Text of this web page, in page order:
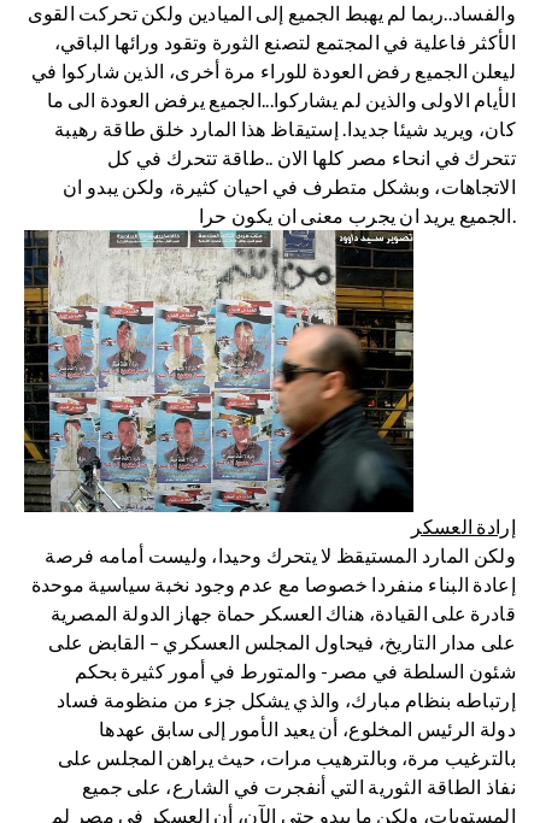
والفساد..ربما لم يهبط الجميع إلى الميادين ولكن تحركت القوى
الأكثر فاعلية في المجتمع لتصنع الثورة وتقود ورائها الباقي،
ليعلن الجميع رفض العودة للوراء مرة أخرى، الذين شاركوا في
الأيام الاولى والذين لم يشاركوا...الجميع يرفض العودة الى ما
كان، ويريد شيئا جديدا. إستيقاظ هذا المارد خلق طاقة رهيبة
تتحرك في انحاء مصر كلها الان ..طاقة تتحرك في كل
الاتجاهات، وبشكل متطرف في احيان كثيرة، ولكن يبدو ان
الجميع يريد ان يجرب معنى ان يكون حرا.
إرادة العسكر
ولكن المارد المستيقظ لا يتحرك وحيدا، وليست أمامه فرصة
إعادة البناء منفردا خصوصا مع عدم وجود نخبة سياسية موحدة
قادرة على القيادة، هناك العسكر حماة جهاز الدولة المصرية
على مدار التاريخ، فيحاول المجلس العسكري – القابض على
شئون السلطة في مصر- والمتورط في أمور كثيرة بحكم
إرتباطه بنظام مبارك، والذي يشكل جزء من منظومة فساد
دولة الرئيس المخلوع، أن يعيد الأمور إلى سابق عهدها
بالترغيب مرة، وبالترهيب مرات، حيث يراهن المجلس على
نفاذ الطاقة الثورية التي أنفجرت في الشارع، على جميع
المستويات، ولكن ما يبدو حتى الآن، أن العسكر في مصر لم